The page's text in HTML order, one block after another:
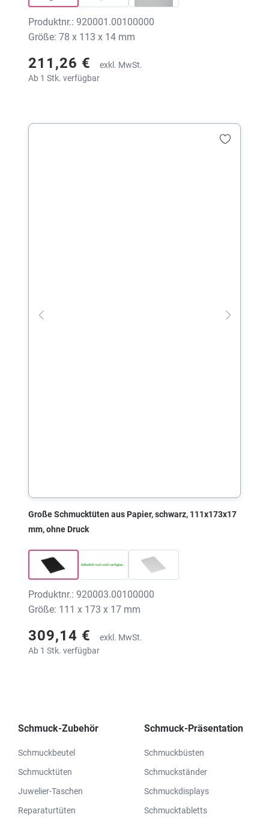
Produktnr.: 920001.00100000
Größe: 78 x 113 x 14 mm
211,26 €
exkl. MwSt.
Ab 1 Stk. verfügbar
Große Schmucktüten aus Papier, schwarz, 111x173x17
mm, ohne Druck
Produktnr.: 920003.00100000
Größe: 111 x 173 x 17 mm
309,14 €
exkl. MwSt.
Ab 1 Stk. verfügbar
Schmuck-Zubehör
Schmuckbeutel
Schmucktüten
Juwelier-Taschen
Reparaturtüten
Schmuck-Präsentation
Schmuckbüsten
Schmuckständer
Schmuckdisplays
Schmucktabletts